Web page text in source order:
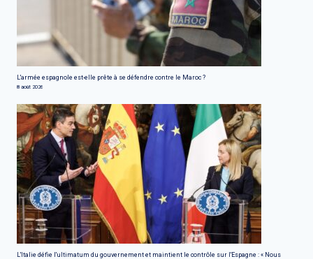
L'armée espagnole est-elle prête à se défendre contre le Maroc ?
8 août 2026
L'Italie défie l'ultimatum du gouvernement et maintient le contrôle sur l'Espagne : « Nous